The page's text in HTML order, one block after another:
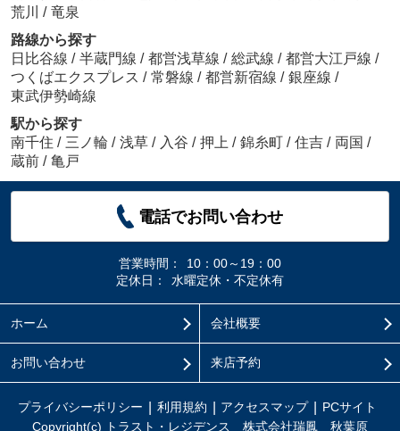
荒川 / 竜泉
路線から探す
日比谷線 / 半蔵門線 / 都営浅草線 / 総武線 / 都営大江戸線 /
つくばエクスプレス / 常磐線 / 都営新宿線 / 銀座線 /
東武伊勢崎線
駅から探す
南千住 / 三ノ輪 / 浅草 / 入谷 / 押上 / 錦糸町 / 住吉 / 両国 /
蔵前 / 亀戸
電話でお問い合わせ
営業時間：
10：00～19：00
定休日：
水曜定休・不定休有
ホーム 会社概要
お問い合わせ 来店予約
プライバシーポリシー 利用規約 アクセスマップ
PCサイト
Copyright(c) トラスト・レジデンス 株式会社瑞鳳 秋葉原